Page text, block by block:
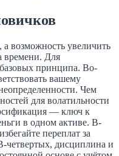
возможность увеличить
времени. Для
принципа. Во-
вашему
Чем
для волатильности
— ключ к
в одном активе. В-
переплат за
четвертых, дисциплина и